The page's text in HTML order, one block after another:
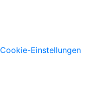
Cookie-Einstellungen